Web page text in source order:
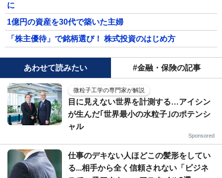
に
1億円の資産を30代で築いた主婦
「株主優待」で銘柄選び！ 株式投資のはじめ方
あわせて読みたい #金融・保険の記事
微粒子工学の専門家が解説
目に見えない世界を計測する…アイシン
が生んだ｢世界最小の水粒子｣のポテンシ
ャル
Sponsored
仕事のデキない人ほどこの髪形をしてい
る...相手から全く信頼されない「ビジネ